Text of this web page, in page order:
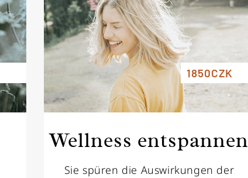
1850CZK
Wellness entspannen
Sie spüren die Auswirkungen der